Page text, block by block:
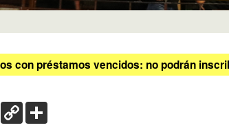
con préstamos vencidos: no podrán
X Copy
Link